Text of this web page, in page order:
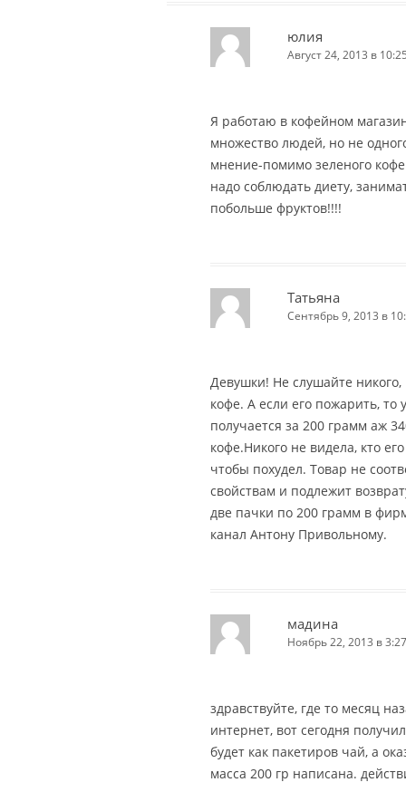
юлия
Август 24, 2013 в
Я работаю в кофейном
множество людей, но не
мнение-помимо зеленого
надо соблюдать диету,
побольше фруктов!!!!
Татьяна
Сентябрь 9, 2013 в
Девушки! Не слушайте
кофе. А если его пожарить, то
получается за 200 грамм аж
кофе.Никого не видела, кто
чтобы похудел. Товар не
свойствам и подлежит
две пачки по 200 грамм в
канал Антону Привольному.
мадина
Ноябрь 22, 2013 в
здравствуйте, где то месяц
интернет, вот сегодня
будет как пакетиров чай, а
масса 200 гр написана.